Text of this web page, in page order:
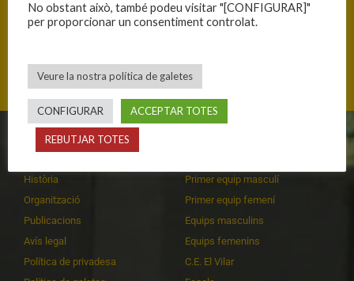
Història
Organització
Publicacions
Avís legal
Política de privadesa
Primer equip masculí
Primer equip femení
Equips masculins
Equips femenins
C.E. El Vilar
No obstant això, també podeu visitar "[CONFIGURAR]"
per proporcionar un consentiment controlat.
Veure la nostra política de galetes
CONFIGURAR ACCEPTAR TOTES
REBUTJAR TOTES